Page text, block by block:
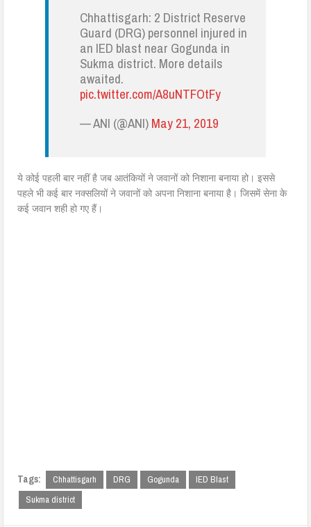
Chhattisgarh: 2 District Reserve
Guard (DRG) personnel injured in
an IED blast near Gogunda in
Sukma district. More details
awaited.
pic.twitter.com/A8uNTFOtFy
— ANI (@ANI)May 21, 2019
ये कोई पहली बार नहीं है जब आतंकियों ने जवानों को निशाना बनाया हो। इससे
पहले भी कई बार नक्सलियों ने जवानों को अपना निशाना बनाया है। जिसमें सेना के
कई जवान शही हो गए हैं।
Tags: Chhattisgarh DRG Gogunda
IED Blast
Sukma district